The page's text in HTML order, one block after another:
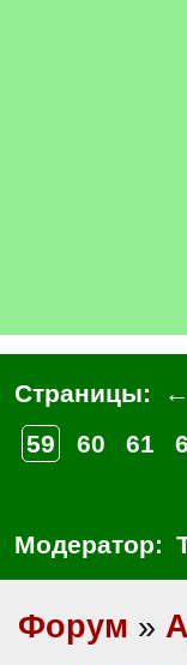
Страницы:
59
60 61
Модератор:
Форум »